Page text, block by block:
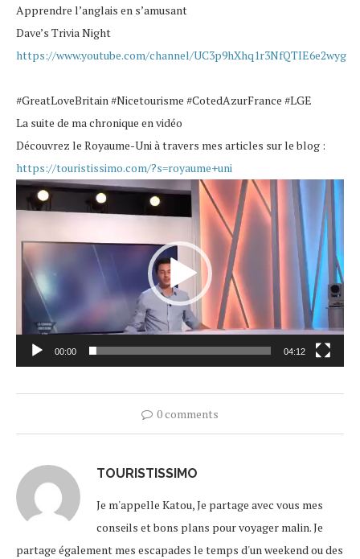
Apprendre l’anglais en s’amusant
Dave’s Trivia Night
https://www.youtube.com/channel/UC3p9hXhq1r3NfQTIE6e2wyg
#GreatLoveBritain#Nicetourisme #CotedAzurFrance #LGE
La suite de ma chronique en vidéo
Découvrez le Royaume-Uni à travers mes articles sur le blog :
https://touristissimo.com/?s=royaume+uni
Lecteur
vidéo
00:00 04:12
0 comments
TOURISTISSIMO
Je m'appelle Katou, Je partage avec vous mes
conseils et bons plans pour voyager malin. Je
partage également mes escapades le temps d'un weekend ou des